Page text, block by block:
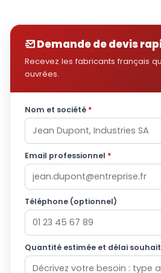
Demande de devis
Recevez les fabricants français
ouvrées.
Nom et société *
Email professionnel *
Téléphone (optionnel)
Quantité estimée et délai